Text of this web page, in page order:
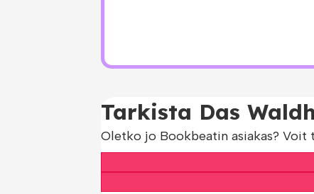
Tarkista Das
Oletko jo Bookbeatin asiakas? Voit